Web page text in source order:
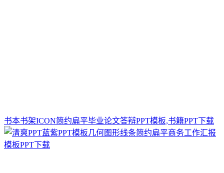
书本书架ICON简约扁平毕业论文答辩PPT模板,书籍PPT下载